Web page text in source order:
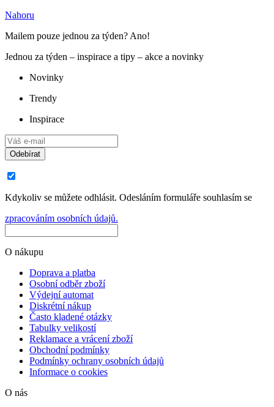
Nahoru
Mailem pouze jednou za týden? Ano!
Jednou za týden – inspirace a tipy – akce a novinky
Novinky
Trendy
Inspirace
Odebírat
Kdykoliv se můžete odhlásit. Odesláním formuláře souhlasím se
zpracováním osobních údajů.
O nákupu
Doprava a platba
Osobní odběr zboží
Výdejní automat
Diskrétní nákup
Často kladené otázky
Tabulky velikostí
Reklamace a vrácení zboží
Obchodní podmínky
Podmínky ochrany osobních údajů
Informace o cookies
O nás